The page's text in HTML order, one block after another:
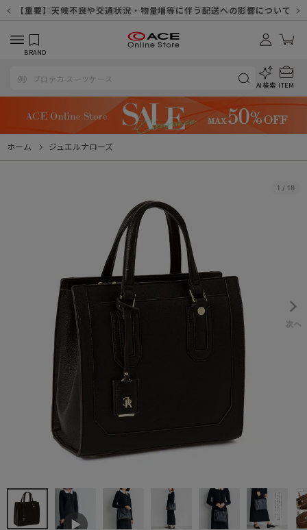
【重要】令和８年熊本地震に伴う配送への影響について
【重要】納品書・領収書ペーパーレス化（電子化）のお知らせ
【重要】天候不良や交通状況・物量増等に伴う配送への影響について
【重要】悪質な詐欺サイトにご注意ください
【重要】各種メールが届かない場合に関しまして
【重要】お問い合わせのご対応に関しまして
【重要】SNSのなりすまし詐欺にご注意ください
BRAND
AI検索 ITEM
ホーム ジュエルナローズ
1 / 18